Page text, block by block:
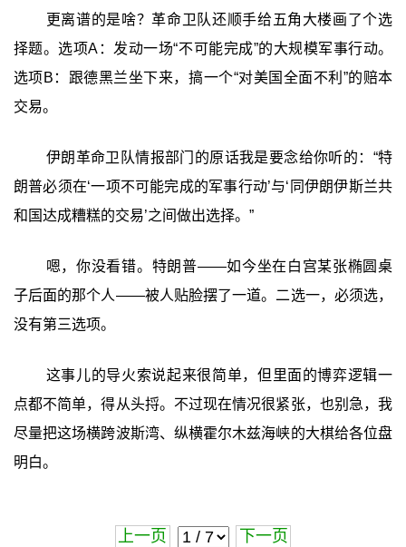
更离谱的是啥？革命卫队还顺手给五角大楼画了个选
择题。选项A：发动一场“不可能完成”的大规模军事行动。
选项B：跟德黑兰坐下来，搞一个“对美国全面不利”的赔本
交易。
伊朗革命卫队情报部门的原话我是要念给你听的：“特
朗普必须在‘一项不可能完成的军事行动’与‘同伊朗伊斯兰共
和国达成糟糕的交易’之间做出选择。”
嗯，你没看错。特朗普——如今坐在白宫某张椭圆桌
子后面的那个人——被人贴脸摆了一道。二选一，必须选，
没有第三选项。
这事儿的导火索说起来很简单，但里面的博弈逻辑一
点都不简单，得从头捋。不过现在情况很紧张，也别急，我
尽量把这场横跨波斯湾、纵横霍尔木兹海峡的大棋给各位盘
明白。
上一页 下一页